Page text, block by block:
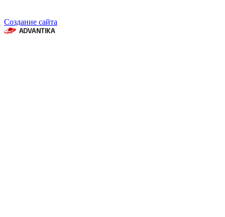
Создание сайта